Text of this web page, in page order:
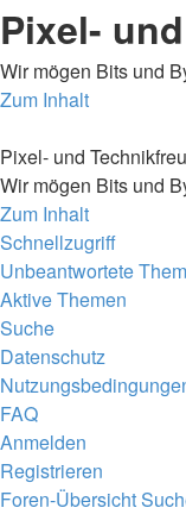
Pixel-
Wir mögen Bits und
Zum Inhalt
Pixel- und
Wir mögen Bits und
Zum Inhalt
Schnellzugriff
Unbeantwortete
Aktive Themen
Suche
Datenschutz
FAQ
Anmelden
Registrieren
Foren-Übersicht